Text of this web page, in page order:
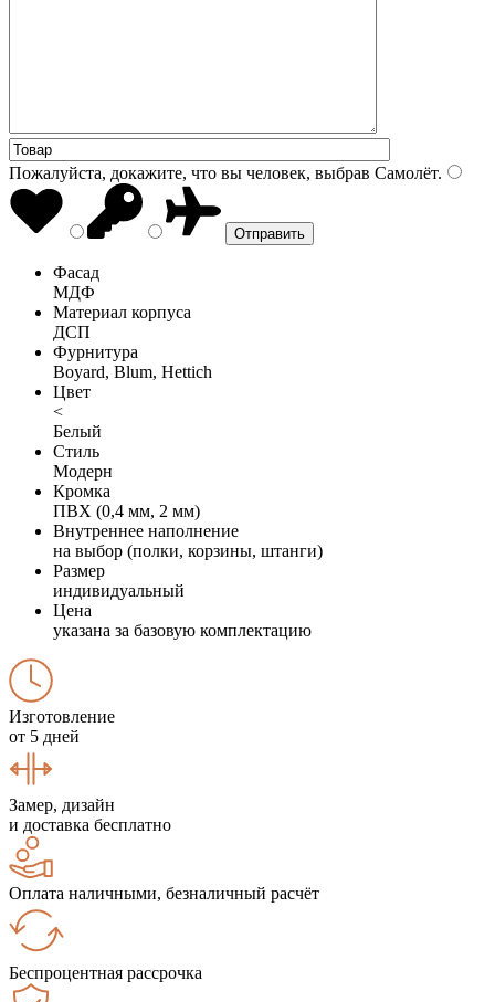
Пожалуйста, докажите, что вы человек, выбрав Самолёт.
Фасад
МДФ
Материал корпуса
ДСП
Фурнитура
Boyard, Blum, Hettich
Цвет
<
Белый
Стиль
Модерн
Кромка
ПВХ (0,4 мм, 2 мм)
Внутреннее наполнение
на выбор (полки, корзины, штанги)
Размер
индивидуальный
Цена
указана за базовую комплектацию
Изготовление
от 5 дней
Замер, дизайн
и доставка бесплатно
Оплата наличными, безналичный расчёт
Беспроцентная рассрочка